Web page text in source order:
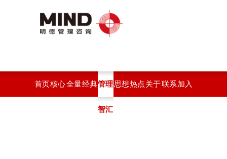
首页核心全量经典管理
智汇
思想热点关于联系加入